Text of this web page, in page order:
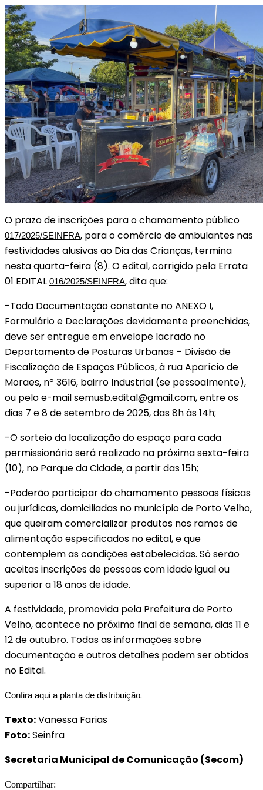
O prazo de inscrições para o chamamento público
017/2025/SEINFRA, para o comércio de ambulantes nas
festividades alusivas ao Dia das Crianças, termina
nesta quarta-feira (8). O edital, corrigido pela Errata
01 EDITAL 016/2025/SEINFRA, dita que:
-Toda Documentação constante no ANEXO I,
Formulário e Declarações devidamente preenchidas,
deve ser entregue em envelope lacrado no
Departamento de Posturas Urbanas – Divisão de
Fiscalização de Espaços Públicos, à rua Aparício de
Moraes, nº 3616, bairro Industrial (se pessoalmente),
ou pelo e-mail semusb.edital@gmail.com, entre os
dias 7 e 8 de setembro de 2025, das 8h às 14h;
-O sorteio da localização do espaço para cada
permissionário será realizado na próxima sexta-feira
(10), no Parque da Cidade, a partir das 15h;
-Poderão participar do chamamento pessoas físicas
ou jurídicas, domiciliadas no município de Porto Velho,
que queiram comercializar produtos nos ramos de
alimentação especificados no edital, e que
contemplem as condições estabelecidas. Só serão
aceitas inscrições de pessoas com idade igual ou
superior a 18 anos de idade.
A festividade, promovida pela Prefeitura de Porto
Velho, acontece no próximo final de semana, dias 11 e
12 de outubro. Todas as informações sobre
documentação e outros detalhes podem ser obtidos
no Edital.
Confira aqui a planta de distribuição.
Texto:Vanessa Farias
Foto:Seinfra
Secretaria Municipal de Comunicação (Secom)
Compartilhar: